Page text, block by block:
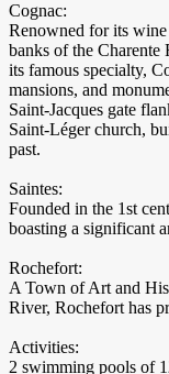
Cognac:
Renowned for its
banks of the Charente
its famous specialty,
mansions, and
Saint-Jacques gate
Saint-Léger church,
past.
Saintes:
Founded in the 1st
boasting a significant
Rochefort:
A Town of Art and
River, Rochefort has
Activities:
2 swimming pools of